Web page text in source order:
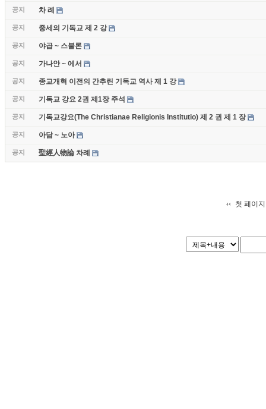
공지 차 례
공지 중세의 기독교 제 2 강
공지 야곱 ~ 스불론
공지 가나안 ~ 에서
공지 종교개혁 이전의 간추린 기독교 역사 제 1 강
공지 기독교 강요 2권 제1장 주석
공지 기독교강요(The Christianae Religionis Institutio) 제 2 권 제 1 장
공지 아담 ~ 노아
공지 聖經人物論 차례
첫 페이지